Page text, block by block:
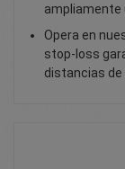
ampliamente
Opera en
stop-loss
distancias